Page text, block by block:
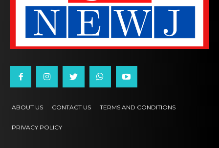
ABOUT US CONTACT US TERMS AND CONDITIONS
PRIVACY POLICY